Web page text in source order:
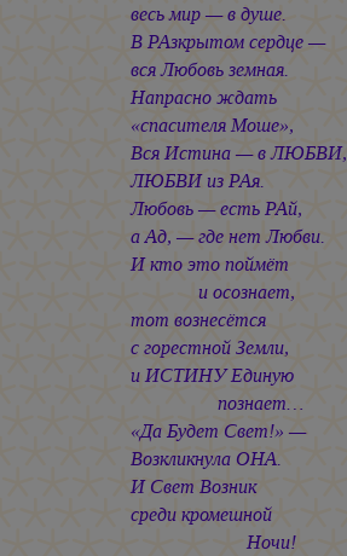
весь мир — в душе.
В РАзкрытом сердце —
вся Любовь земная.
Напрасно ждать
«спасителя Моше»,
Вся Истина — в ЛЮБВИ,
ЛЮБВИ из РАя.
Любовь — есть РАй,
а Ад, — где нет Любви.
И кто это поймёт
и осознает,
тот вознесётся
с горестной Земли,
и ИСТИНУ Единую
познает…
«Да Будет Свет!» —
Возкликнула ОНА.
И Свет Возник
среди кромешной
Ночи!